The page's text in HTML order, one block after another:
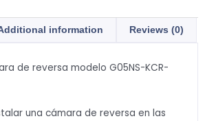
information Reviews (0)
de reversa modelo G05NS-KCR-
una cámara de reversa en las